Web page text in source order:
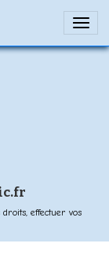
effectuer vos